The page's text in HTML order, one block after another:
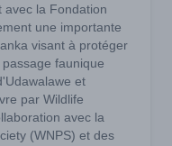
avec la Fondation
une importante
visant à protéger
faunique
et
par Wildlife
avec la
(WNPS) et des